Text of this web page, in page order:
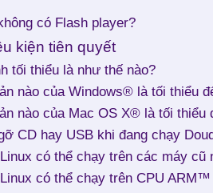
có Flash player?
kiện tiên quyết
tối thiểu là như thế nào?
nào của Windows® là tối thiểu
nào của Mac OS X® là tối thiểu
CD hay USB khi đang chạy
có thể chạy trên các máy
có thể chạy trên CPU